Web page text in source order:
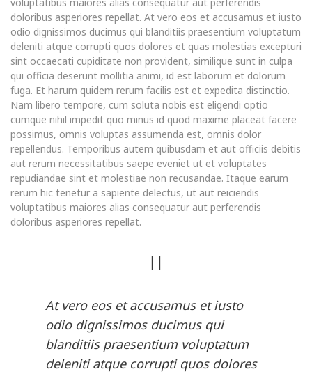
doloribus asperiores repellat. At vero eos et accusamus et iusto
odio dignissimos ducimus qui blanditiis praesentium voluptatum
deleniti atque corrupti quos dolores et quas molestias excepturi
sint occaecati cupiditate non provident, similique sunt in culpa
qui officia deserunt mollitia animi, id est laborum et dolorum
fuga. Et harum quidem rerum facilis est et expedita distinctio.
Nam libero tempore, cum soluta nobis est eligendi optio
cumque nihil impedit quo minus id quod maxime placeat facere
possimus, omnis voluptas assumenda est, omnis dolor
repellendus. Temporibus autem quibusdam et aut officiis debitis
aut rerum necessitatibus saepe eveniet ut et voluptates
repudiandae sint et molestiae non recusandae. Itaque earum
rerum hic tenetur a sapiente delectus, ut aut reiciendis
voluptatibus maiores alias consequatur aut perferendis
doloribus asperiores repellat.
At vero eos et accusamus et iusto
odio dignissimos ducimus qui
blanditiis praesentium voluptatum
deleniti atque corrupti quos dolores